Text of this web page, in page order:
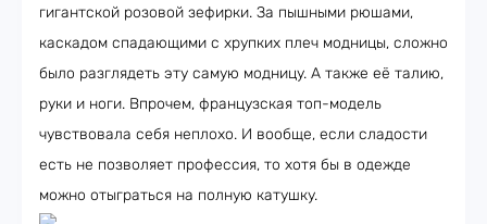
гигантской розовой зефирки. За пышными рюшами,
каскадом спадающими с хрупких плеч модницы, сложно
было разглядеть эту самую модницу. А также её талию,
руки и ноги. Впрочем, французская топ-модель
чувствовала себя неплохо. И вообще, если сладости
есть не позволяет профессия, то хотя бы в одежде
можно отыграться на полную катушку.